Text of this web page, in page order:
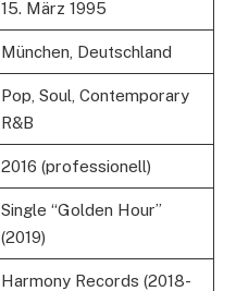
15. März 1995
München, Deutschland
Pop, Soul, Contemporary
R&B
2016 (professionell)
Single “Golden Hour”
(2019)
Harmony Records (2018-